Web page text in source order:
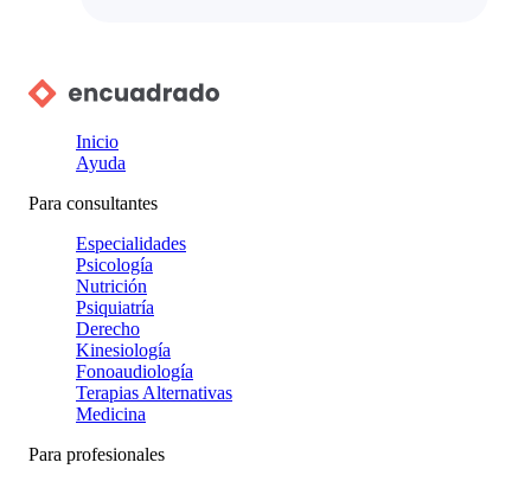
Inicio
Ayuda
Para consultantes
Especialidades
Psicología
Nutrición
Psiquiatría
Derecho
Kinesiología
Fonoaudiología
Terapias Alternativas
Medicina
Para profesionales